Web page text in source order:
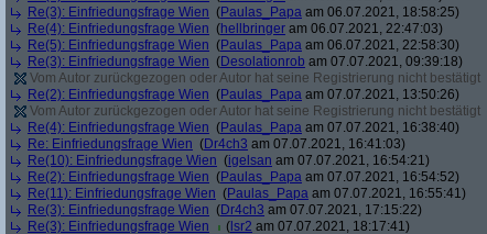
Re(3): Einfriedungsfrage Wien (Paulas_Papa am 06.07.2021, 18:58:25)
Re(4): Einfriedungsfrage Wien (hellbringer am 06.07.2021, 22:47:03)
Re(5): Einfriedungsfrage Wien (Paulas_Papa am 06.07.2021, 22:58:30)
Re(3): Einfriedungsfrage Wien (Desolationrob am 07.07.2021, 09:39:18)
Vom Autor zurückgezogen oder Autor hat seine Registrierung nicht bestätigt
Re(2): Einfriedungsfrage Wien (Paulas_Papa am 07.07.2021, 13:50:26)
Vom Autor zurückgezogen oder Autor hat seine Registrierung nicht bestätigt
Re(4): Einfriedungsfrage Wien (Paulas_Papa am 07.07.2021, 16:38:40)
Re: Einfriedungsfrage Wien (Dr4ch3 am 07.07.2021, 16:41:03)
Re(10): Einfriedungsfrage Wien (igelsan am 07.07.2021, 16:54:21)
Re(2): Einfriedungsfrage Wien (Paulas_Papa am 07.07.2021, 16:54:52)
Re(11): Einfriedungsfrage Wien (Paulas_Papa am 07.07.2021, 16:55:41)
Re(3): Einfriedungsfrage Wien (Dr4ch3 am 07.07.2021, 17:15:22)
Re(3): Einfriedungsfrage Wien
( lsr2 am 07.07.2021, 18:17:41)